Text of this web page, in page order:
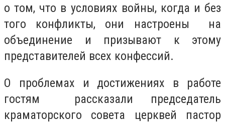
о том, что в условиях войны, когда и без
того конфликты, они настроены на
объединение и призывают к этому
представителей всех конфессий.
О проблемах и достижениях в работе
гостям рассказали председатель
краматорского совета церквей пастор